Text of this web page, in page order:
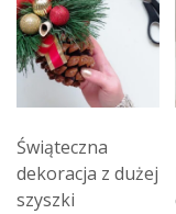
Świąteczna
dekoracja z dużej
szyszki